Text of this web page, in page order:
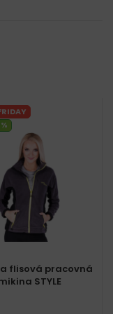
flisová pracovná
STYLE